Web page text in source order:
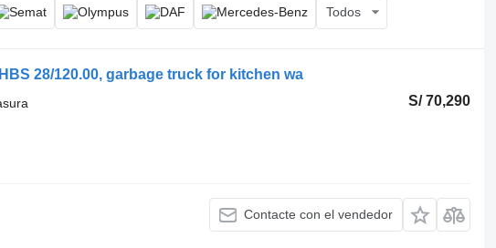
Todos
28/120.00, garbage truck for kitchen wa
S/ 70,290
Contacte con el vendedor